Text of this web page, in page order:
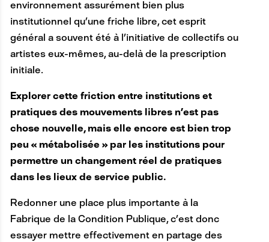
environnement assurément bien plus
institutionnel qu’une friche libre, cet esprit
général a souvent été à l’initiative de collectifs ou
artistes eux-mêmes, au-delà de la prescription
initiale.
Explorer cette friction entre institutions et
pratiques des mouvements libres n’est pas
chose nouvelle, mais elle encore est bien trop
peu « métabolisée » par les institutions pour
permettre un changement réel de pratiques
dans les lieux de service public.
Redonner une place plus importante à la
Fabrique de la Condition Publique, c’est donc
essayer mettre effectivement en partage des